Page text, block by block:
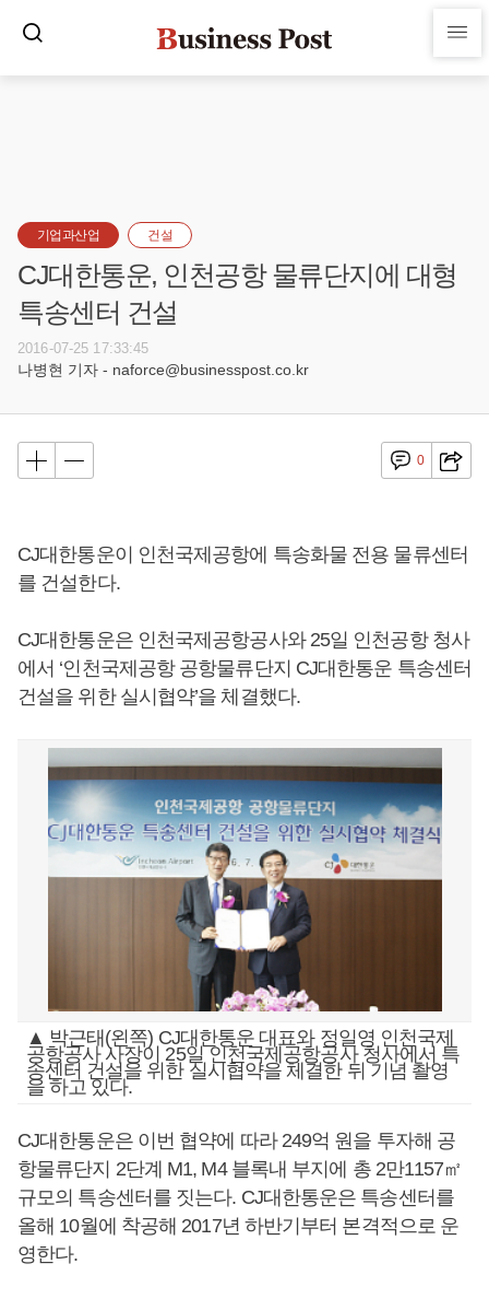
기업과산업 건설
CJ대한통운, 인천공항 물류단지에 대형
특송센터 건설
2016-07-25 17:33:45
나병현 기자 - naforce@businesspost.co.kr
0
CJ대한통운이 인천국제공항에 특송화물 전용 물류센터
를 건설한다.
CJ대한통운은 인천국제공항공사와 25일 인천공항 청사
에서 ‘인천국제공항 공항물류단지 CJ대한통운 특송센터
건설을 위한 실시협약’을 체결했다.
▲ 박근태(왼쪽) CJ대한통운 대표와 정일영 인천국제
공항공사 사장이 25일 인천국제공항공사 청사에서 특
송센터 건설을 위한 실시협약을 체결한 뒤 기념 촬영
을 하고 있다.
CJ대한통운은 이번 협약에 따라 249억 원을 투자해 공
항물류단지 2단계 M1, M4 블록내 부지에 총 2만1157㎡
규모의 특송센터를 짓는다. CJ대한통운은 특송센터를
올해 10월에 착공해 2017년 하반기부터 본격적으로 운
영한다.